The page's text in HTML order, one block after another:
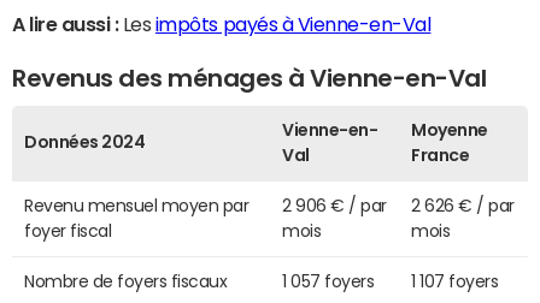
A lire aussi :Les impôts payés à Vienne-en-Val
Revenus des ménages à Vienne-en-Val
Données 2024
Vienne-en-
Val
Moyenne
France
Revenu mensuel moyen par
foyer fiscal
2 906 € / par
mois
2 626 € / par
mois
Nombre de foyers fiscaux 1 057 foyers 1 107 foyers